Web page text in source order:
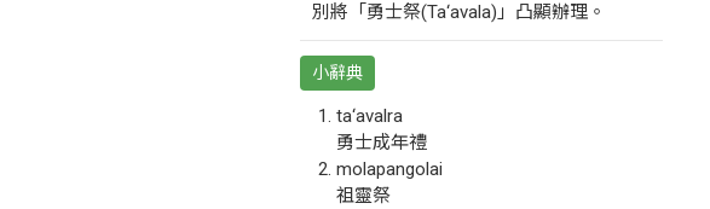
別將「勇士祭(Ta‘avala)」凸顯辦理。
小辭典
ta‘avalra
勇士成年禮
molapangolai
祖靈祭